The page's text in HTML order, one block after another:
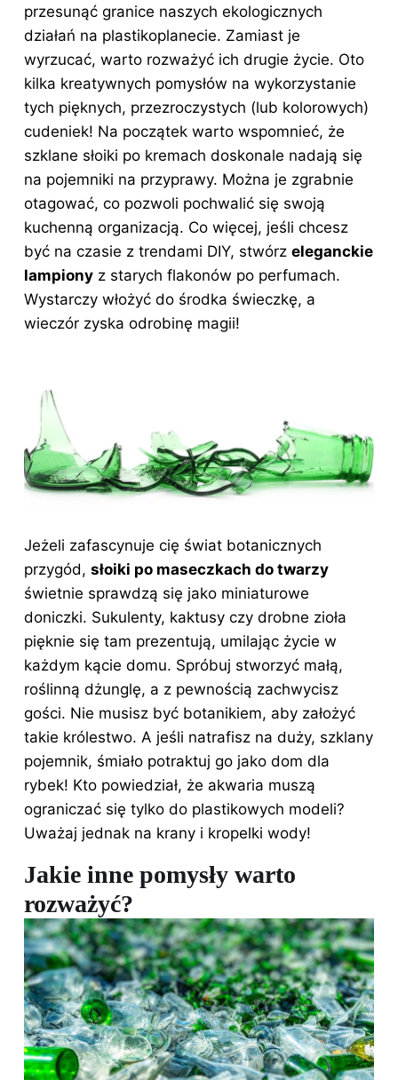
przesunąć granice naszych ekologicznych
działań na plastikoplanecie. Zamiast je
wyrzucać, warto rozważyć ich drugie życie. Oto
kilka kreatywnych pomysłów na wykorzystanie
tych pięknych, przezroczystych (lub kolorowych)
cudeniek! Na początek warto wspomnieć, że
szklane słoiki po kremach doskonale nadają się
na pojemniki na przyprawy. Można je zgrabnie
otagować, co pozwoli pochwalić się swoją
kuchenną organizacją. Co więcej, jeśli chcesz
być na czasie z trendami DIY, stwórz eleganckie
lampiony z starych flakonów po perfumach.
Wystarczy włożyć do środka świeczkę, a
wieczór zyska odrobinę magii!
Jeżeli zafascynuje cię świat botanicznych
przygód, słoiki po maseczkach do twarzy
świetnie sprawdzą się jako miniaturowe
doniczki. Sukulenty, kaktusy czy drobne zioła
pięknie się tam prezentują, umilając życie w
każdym kącie domu. Spróbuj stworzyć małą,
roślinną dżunglę, a z pewnością zachwycisz
gości. Nie musisz być botanikiem, aby założyć
takie królestwo. A jeśli natrafisz na duży, szklany
pojemnik, śmiało potraktuj go jako dom dla
rybek! Kto powiedział, że akwaria muszą
ograniczać się tylko do plastikowych modeli?
Uważaj jednak na krany i kropelki wody!
Jakie inne pomysły warto
rozważyć?